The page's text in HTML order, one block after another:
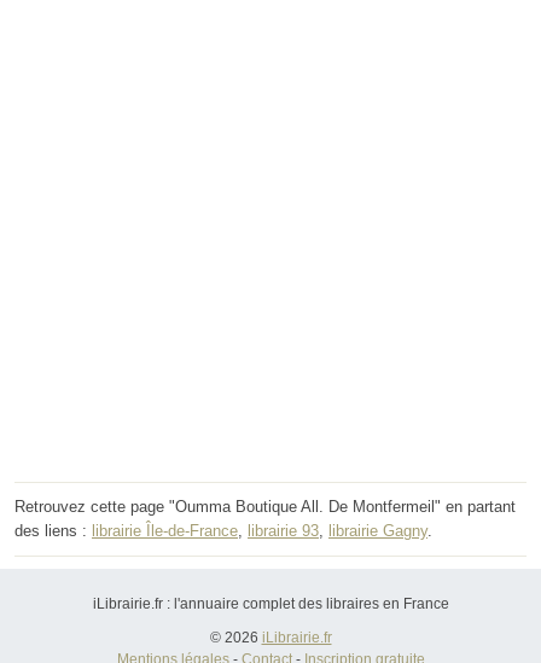
Retrouvez cette page "Oumma Boutique All. De Montfermeil" en partant
des liens : librairie Île-de-France, librairie 93, librairie Gagny.
iLibrairie.fr : l'annuaire complet des libraires en France
© 2026 iLibrairie.fr